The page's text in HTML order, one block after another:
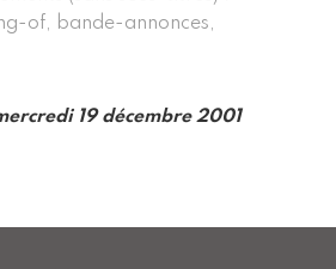
of, bande-annonces,
19 décembre 2001